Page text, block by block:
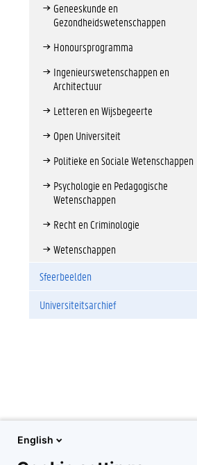
Geneeskunde en
Gezondheidswetenschappen
Honoursprogramma
Ingenieurswetenschappen en
Architectuur
Letteren en Wijsbegeerte
Open Universiteit
Politieke en Sociale Wetenschappen
Psychologie en Pedagogische
Wetenschappen
Recht en Criminologie
Wetenschappen
Sfeerbeelden
Universiteitsarchief
English